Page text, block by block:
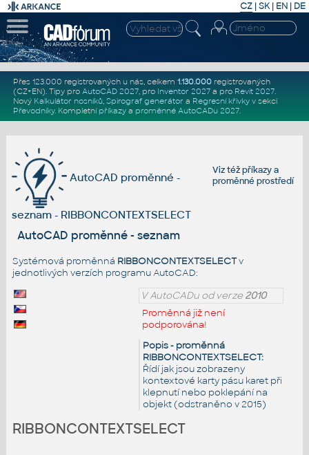
CZ | SK| EN | DE
Přes 123.000 registrovaných u nás, celkem 1.130.000registrovaných
(CZ+EN). Tipy pro AutoCAD 2027, pro Inventor 2027a pro Revit 2027.
Nový Kalkulátor nosníků, Spirograf generátor a Regresní křivkyv sekci
Převodníky. Kompletní příkazya proměnné AutoCADu 2027.
Viz téžpříkazya
proměnné prostředí
AutoCAD proměnné -
seznam - RIBBONCONTEXTSELECT
AutoCAD proměnné - seznam
Systémová proměnná RIBBONCONTEXTSELECTv
jednotlivých verzích programu AutoCAD:
V AutoCADu od verze2010
Proměnná již není
podporována!
Popis - proměnná
RIBBONCONTEXTSELECT:
Řídí jak jsou zobrazeny
kontextové karty pásu karet při
klepnutí nebo poklepání na
objekt (odstraněno v 2015)
RIBBONCONTEXTSELECT